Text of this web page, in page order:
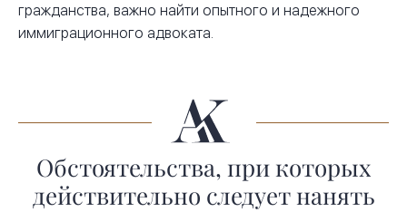
гражданства, важно найти опытного и надежного
иммиграционного адвоката.
Обстоятельства, при которых
действительно следует нанять